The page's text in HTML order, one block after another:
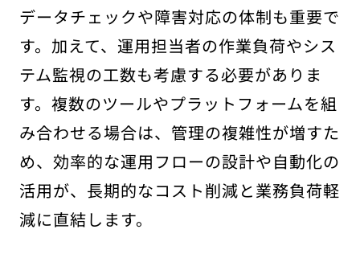
データチェックや障害対応の体制も重要で
す。加えて、運用担当者の作業負荷やシス
テム監視の工数も考慮する必要がありま
す。複数のツールやプラットフォームを組
み合わせる場合は、管理の複雑性が増すた
め、効率的な運用フローの設計や自動化の
活用が、長期的なコスト削減と業務負荷軽
減に直結します。